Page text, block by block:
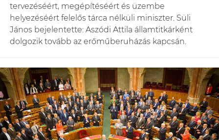
tervezéséért, megépítéséért és üzembe
helyezéséért felelős tárca nélküli miniszter. Süli
János bejelentette: Aszódi Attila államtitkárként
dolgozik tovább az erőműberuházás kapcsán.